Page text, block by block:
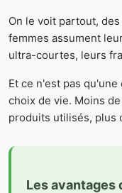
On le voit partout,
femmes assument
ultra-courtes, leurs
Et ce n'est pas
choix de vie. Moins
produits utilisés, plus
Les avantages